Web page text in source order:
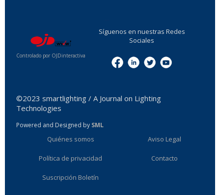
Controlado por OJDinteractiva
Síguenos en nuestras Redes
Sociales
©2023 smartlighting / A Journal on Lighting
Technologies
Powered and Designed by SML
Quiénes somos Aviso Legal
Política de privacidad Contacto
Suscripción Boletín